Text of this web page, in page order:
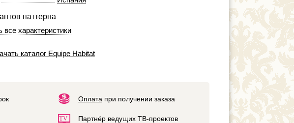
паттерна
все характеристики
каталог Equipe Habitat
Оплата при получении заказа
Партнёр ведущих ТВ-проектов